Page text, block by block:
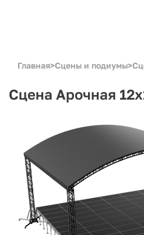
Главная>Сцены и подиумы>
Сцена Арочная